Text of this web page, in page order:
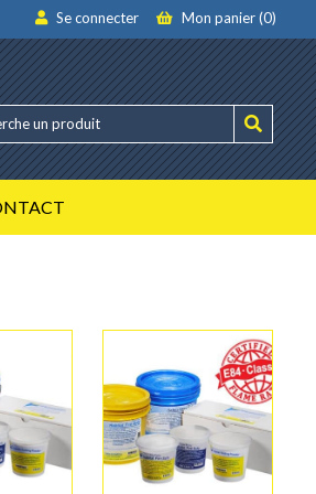
Se connecter Mon panier (0)